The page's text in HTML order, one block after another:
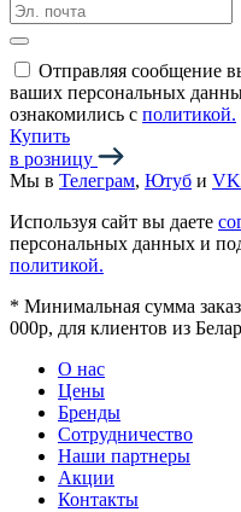
Отправляя сообщение
ваших персональных
ознакомились с политикой.
Купить
в розницу
Мы в Телеграм, Ютуб и
Используя сайт вы даете
персональных данных и
политикой.
* Минимальная сумма
000р, для клиентов из
О нас
Цены
Бренды
Сотрудничество
Наши партнеры
Акции
Контакты